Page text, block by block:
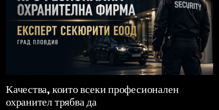
Качества, които всеки професионален
охранител трябва да